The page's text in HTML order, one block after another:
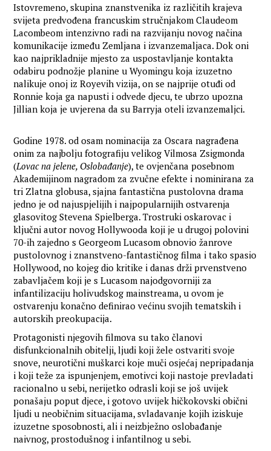
Istovremeno, skupina znanstvenika iz različitih krajeva
svijeta predvođena francuskim stručnjakom Claudeom
Lacombeom intenzivno radi na razvijanju novog načina
komunikacije između Zemljana i izvanzemaljaca. Dok oni
kao najprikladnije mjesto za uspostavljanje kontakta
odabiru podnožje planine u Wyomingu koja izuzetno
nalikuje onoj iz Royevih vizija, on se najprije otuđi od
Ronnie koja ga napusti i odvede djecu, te ubrzo upozna
Jillian koja je uvjerena da su Barryja oteli izvanzemaljci.
Godine 1978. od osam nominacija za Oscara nagrađena
onim za najbolju fotografiju velikog Vilmosa Zsigmonda
(Lovac na jelene, Oslobađanje), te ovjenčana posebnom
Akademijinom nagradom za zvučne efekte i nominirana za
tri Zlatna globusa, sjajna fantastična pustolovna drama
jedno je od najuspjelijih i najpopularnijih ostvarenja
glasovitog Stevena Spielberga. Trostruki oskarovac i
ključni autor novog Hollywooda koji je u drugoj polovini
70-ih zajedno s Georgeom Lucasom obnovio žanrove
pustolovnog i znanstveno-fantastičnog filma i tako spasio
Hollywood, no kojeg dio kritike i danas drži prvenstveno
zabavljačem koji je s Lucasom najodgovorniji za
infantilizaciju holivudskog mainstreama, u ovom je
ostvarenju konačno definirao većinu svojih tematskih i
autorskih preokupacija.
Protagonisti njegovih filmova su tako članovi
disfunkcionalnih obitelji, ljudi koji žele ostvariti svoje
snove, neurotični muškarci koje muči osjećaj nepripadanja
i koji teže za ispunjenjem, emotivci koji nastoje prevladati
racionalno u sebi, nerijetko odrasli koji se još uvijek
ponašaju poput djece, i gotovo uvijek hičkokovski obični
ljudi u neobičnim situacijama, svladavanje kojih iziskuje
izuzetne sposobnosti, ali i neizbježno oslobađanje
naivnog, prostodušnog i infantilnog u sebi.